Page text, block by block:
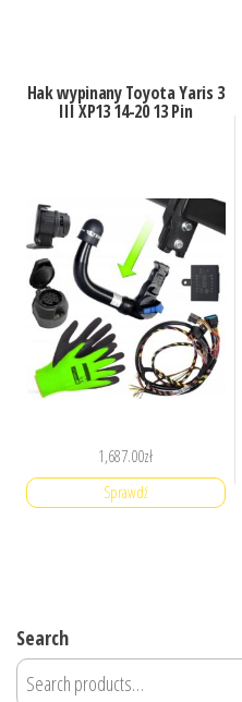
Hak wypinany Toyota Yaris 3
III XP13 14-20 13 Pin
1,687.00zł
Sprawdź
Search